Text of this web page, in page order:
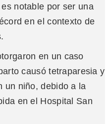
notable por ser una
en el contexto de
en un caso
causó tetraparesia y
un niño, debido a la
en el Hospital San